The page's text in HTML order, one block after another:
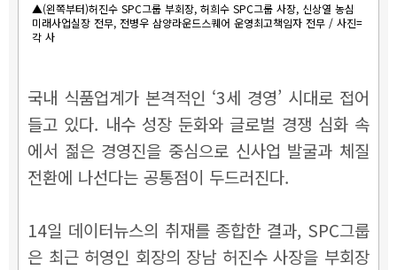
▲(왼쪽부터)허진수 SPC그룹 부회장, 허희수 SPC그룹 사장, 신상열 농심
미래사업실장 전무, 전병우 삼양라운드스퀘어 운영최고책임자 전무 / 사진=
각 사
국내 식품업계가 본격적인 ‘3세 경영’ 시대로 접어
들고 있다. 내수 성장 둔화와 글로벌 경쟁 심화 속
에서 젊은 경영진을 중심으로 신사업 발굴과 체질
전환에 나선다는 공통점이 두드러진다.
14일 데이터뉴스의 취재를 종합한 결과, SPC그룹
은 최근 허영인 회장의 장남 허진수 사장을 부회장